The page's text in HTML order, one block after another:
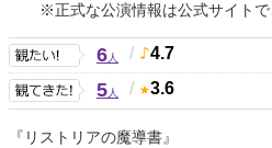
※正式な公演情報は公式サイトで
6人 / 4.7
5人 / 3.6
『リストリアの魔導書』